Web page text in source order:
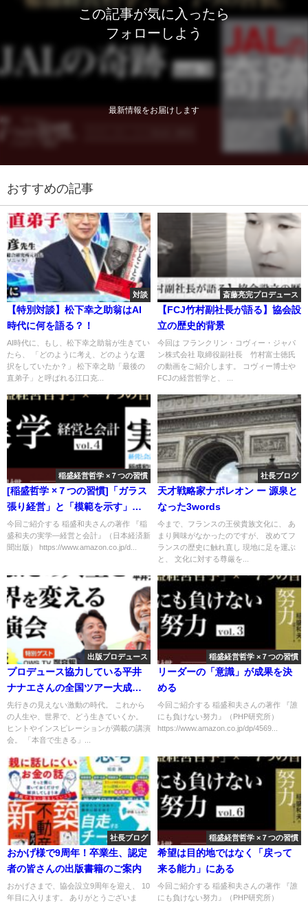
この記事が気に入ったら
フォローしよう
最新情報をお届けします
おすすめの記事
対談
【特別対談】松下幸之助翁はAI
時代に何を語る？！
AI時代に、もし、松下幸之助翁が生きてい
たら、 「どのように考え、どのような選
択をしていたか？」 松下幸之助「最後の
直弟子」と呼ばれる江口克...
斎藤亮完プロデュース
【FCJ竹村副社長が語る】協会設
立の歴史的背景
今回は フランクリン・コヴィー・ジャパ
ン株式会社 取締役副社長 竹村富士徳氏
の動画をご紹介します。 コヴィー博士や
FCJの経営哲学と、 ...
稲盛経営哲学 ×７つの習慣
[稲盛哲学 ×７つの習慣]「ガラス
張り経営」と「模範を示す」こ
と
今回ご紹介する 稲盛和夫さんの著作 『稲
盛和夫の実学―経営と会計』（日本経済新
聞出版） https://www.amazon.co.jp/d...
社長ブログ
天才戦略家ナポレオン ー 源泉と
なった3words
今まで、フランスの王侯貴族文化に、 あ
まり興味がなかったのですが、 改めてフ
ランスの歴史に触れ直し 現地に足を運ぶ
と、 文化に対する尊厳を...
出版プロデュース
プロデュース協力している平井
ナナエさんの全国ツアー大成
功！
先行きの見えない激動の時代。 これから
の人生や、世界で、どう生きていくか。
ヒントやインスピレーションが満載の講演
会。 「本音で生きる」...
稲盛経営哲学 ×７つの習慣
リーダーの「意識」が成果を決
める
今回ご紹介する 稲盛和夫さんの著作 『誰
にも負けない努力』（PHP研究所）
https://www.amazon.co.jp/dp/4569...
社長ブログ
おかげ様で9周年！卒業生、認定
者の皆さんの出版書籍のご案内
おかげさまで、協会設立9周年を迎え、 10
年目に入ります。 ありがとうございま
稲盛経営哲学 ×７つの習慣
希望は目的地ではなく「戻って
来る能力」にある
今回ご紹介する 稲盛和夫さんの著作 『誰
にも負けない努力』（PHP研究所）